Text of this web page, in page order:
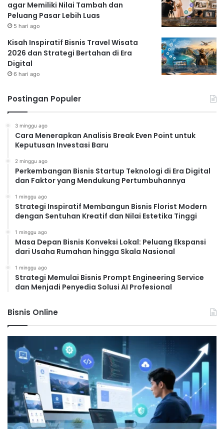
agar Memiliki Nilai Tambah dan
Peluang Pasar Lebih Luas
5 hari ago
Kisah Inspiratif Bisnis Travel Wisata
2026 dan Strategi Bertahan di Era
Digital
6 hari ago
Postingan Populer
3 minggu ago
Cara Menerapkan Analisis Break Even Point untuk
Keputusan Investasi Baru
2 minggu ago
Perkembangan Bisnis Startup Teknologi di Era Digital
dan Faktor yang Mendukung Pertumbuhannya
1 minggu ago
Strategi Inspiratif Membangun Bisnis Florist Modern
dengan Sentuhan Kreatif dan Nilai Estetika Tinggi
1 minggu ago
Masa Depan Bisnis Konveksi Lokal: Peluang Ekspansi
dari Usaha Rumahan hingga Skala Nasional
1 minggu ago
Strategi Memulai Bisnis Prompt Engineering Service
dan Menjadi Penyedia Solusi AI Profesional
Bisnis Online